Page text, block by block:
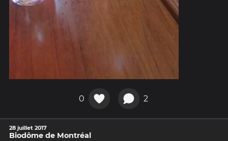
0 2
28 juillet 2017
Biodôme de Montréal